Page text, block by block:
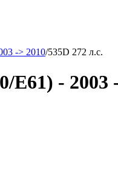
-> 2010/535D 272 л.с.
- 2003